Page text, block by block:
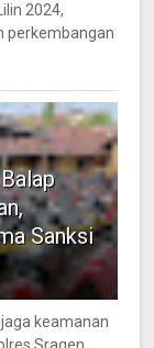
2024,
perkembangan
Sanksi
keamanan